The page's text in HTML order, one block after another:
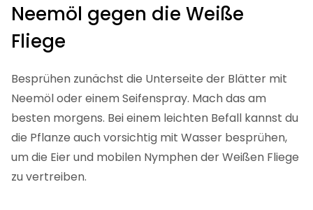
Neemöl gegen die Weiße
Fliege
Besprühen zunächst die Unterseite der Blätter mit
Neemöl oder einem Seifenspray. Mach das am
besten morgens. Bei einem leichten Befall kannst du
die Pflanze auch vorsichtig mit Wasser besprühen,
um die Eier und mobilen Nymphen der Weißen Fliege
zu vertreiben.